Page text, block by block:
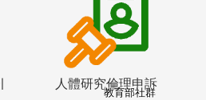
人體研究倫理申訴
教育部社群